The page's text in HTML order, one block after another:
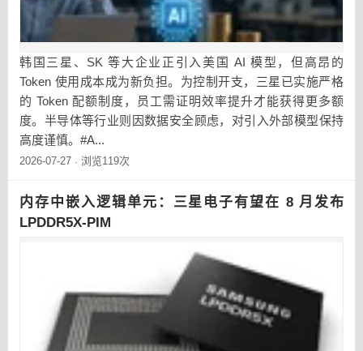
韩国三星、SK 等大企业正引入美国 AI 模型，但高昂的
Token 使用成本成为新负担。为控制开支，三星已实施严格
的 Token 配额制度，员工需证明效率提升才能获得更多额
度。半导体等行业则因数据安全顾虑，对引入外部模型保持
高度谨慎。#A...
2026-07-27 · 浏览119次
内存中嵌入逻辑单元：三星电子有望在 8 月发布
LPDDR5X-PIM